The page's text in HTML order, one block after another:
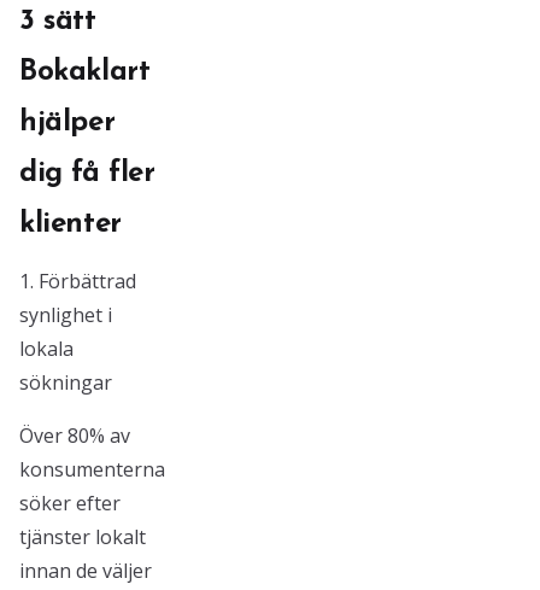
3 sätt
Bokaklart
hjälper
dig få fler
klienter
1. Förbättrad
synlighet i
lokala
sökningar
Över 80% av
konsumenterna
söker efter
tjänster lokalt
innan de väljer